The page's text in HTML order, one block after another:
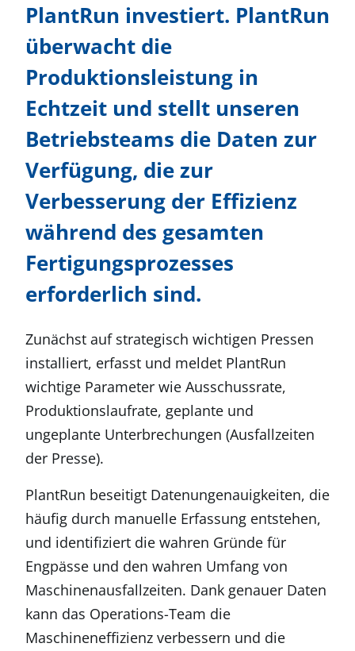
PlantRun investiert. PlantRun
überwacht die
Produktionsleistung in
Echtzeit und stellt unseren
Betriebsteams die Daten zur
Verfügung, die zur
Verbesserung der Effizienz
während des gesamten
Fertigungsprozesses
erforderlich sind.
Zunächst auf strategisch wichtigen Pressen
installiert, erfasst und meldet PlantRun
wichtige Parameter wie Ausschussrate,
Produktionslaufrate, geplante und
ungeplante Unterbrechungen (Ausfallzeiten
der Presse).
PlantRun beseitigt Datenungenauigkeiten, die
häufig durch manuelle Erfassung entstehen,
und identifiziert die wahren Gründe für
Engpässe und den wahren Umfang von
Maschinenausfallzeiten. Dank genauer Daten
kann das Operations-Team die
Maschineneffizienz verbessern und die